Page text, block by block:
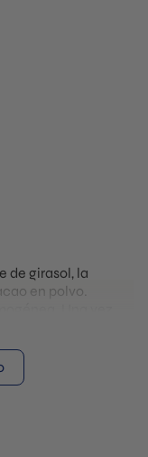
de girasol, la
en polvo.
esté caliente,
Guárdelos